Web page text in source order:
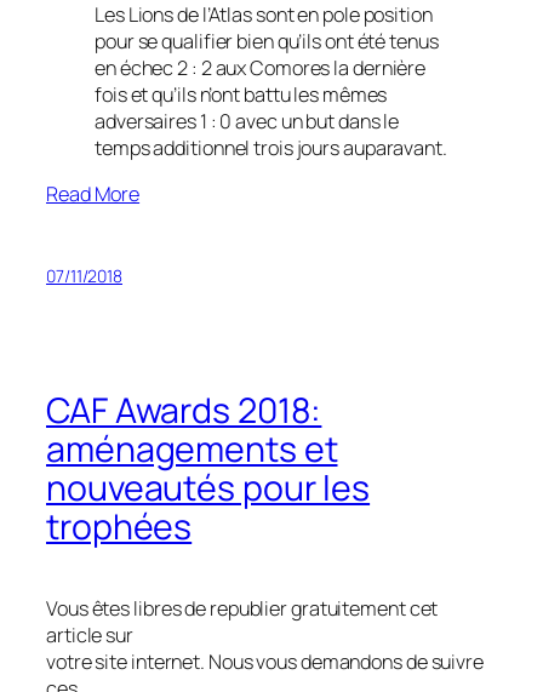
Les Lions de l’Atlas sont en pole position
pour se qualifier bien qu’ils ont été tenus
en échec 2 : 2 aux Comores la dernière
fois et qu’ils n’ont battu les mêmes
adversaires 1 : 0 avec un but dans le
temps additionnel trois jours auparavant.
Read More
07/11/2018
CAF Awards 2018:
aménagements et
nouveautés pour les
trophées
Vous êtes libres de republier gratuitement cet
article sur
votre site internet. Nous vous demandons de suivre